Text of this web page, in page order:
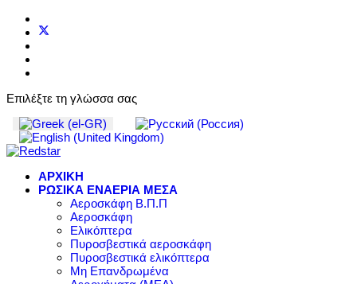
Επιλέξτε τη γλώσσα σας
ΑΡΧΙΚΗ
ΡΩΣΙΚΑ ΕΝΑΕΡΙΑ ΜΕΣΑ
Αεροσκάφη Β.Π.Π
Αεροσκάφη
Ελικόπτερα
Πυροσβεστικά αεροσκάφη
Πυροσβεστικά ελικόπτερα
Μη Επανδρωμένα